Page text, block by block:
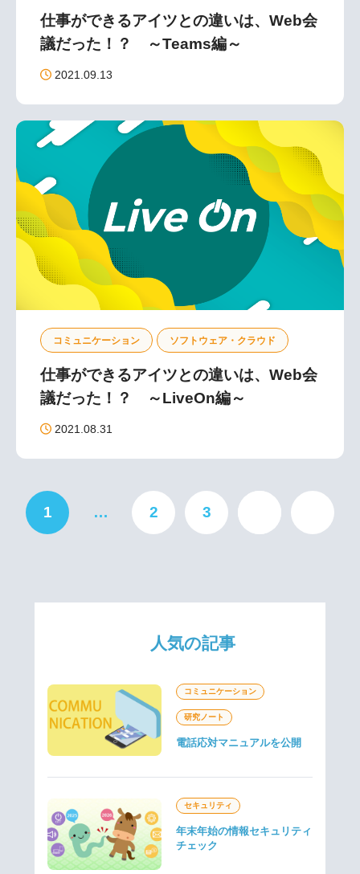
仕事ができるアイツとの違いは、Web会
議だった！？ ～Teams編～
2021.09.13
コミュニケーション ソフトウェア・クラウド
仕事ができるアイツとの違いは、Web会
議だった！？ ～LiveOn編～
2021.08.31
1 … 2 3
人気の記事
コミュニケーション
研究ノート
電話応対マニュアルを公開
セキュリティ
年末年始の情報セキュリティ
チェック